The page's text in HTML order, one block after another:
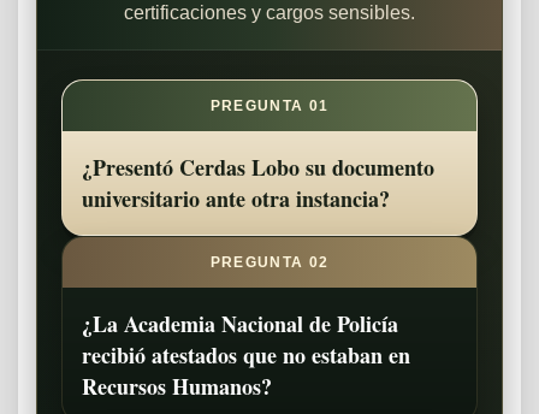
certificaciones y cargos sensibles.
PREGUNTA 01
¿Presentó Cerdas Lobo su documento
universitario ante otra instancia?
PREGUNTA 02
¿La Academia Nacional de Policía
recibió atestados que no estaban en
Recursos Humanos?